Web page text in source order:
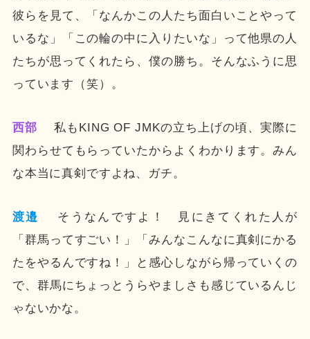
彼らを見て、「なんかこの人たち面白いことやって
いるな」「この輪の中に入りたいな」って他県の人
たちが思ってくれたら、僕の勝ち。そんなふうに思
っています（笑）。
西部 私もKING OF JMKの立ち上げの頃、実際に
関わらせてもらっていたからよくわかります。みん
な本当に真剣ですよね、ガチ。
渡邉
そうなんですよ！ 見にきてくれた人が
「群馬ってすごい！」「みんなこんなに真剣にかる
たをやるんですね！」と感心しながら帰っていくの
で、群馬にちょっとうらやましさも感じているんじ
ゃないかな。